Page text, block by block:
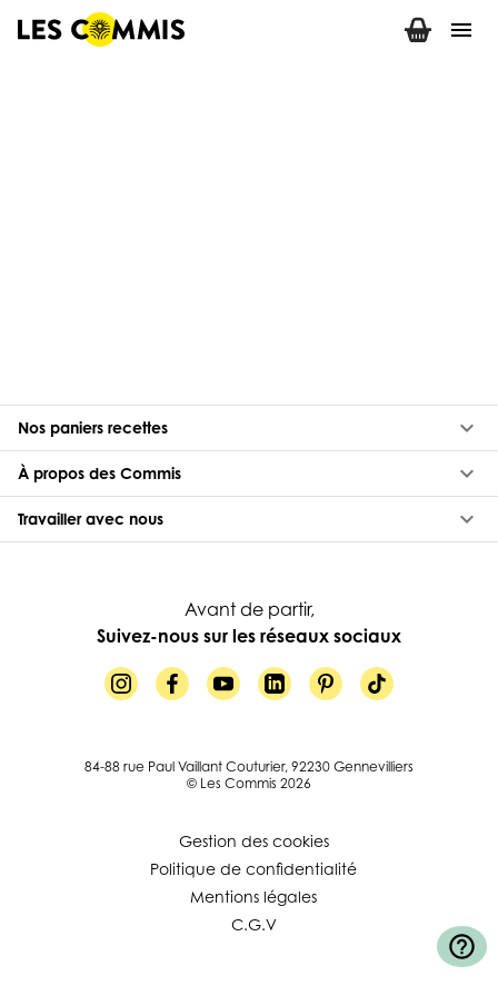
menu
Nos paniers recettes keyboard_arrow_down
À propos des Commis keyboard_arrow_down
Travailler avec nous keyboard_arrow_down
Avant de partir,
Suivez-nous sur les réseaux sociaux
84-88 rue Paul Vaillant Couturier, 92230 Gennevilliers
© Les Commis 2026
Gestion des cookies
Politique de confidentialité
Mentions légales
C.G.V
help_outline